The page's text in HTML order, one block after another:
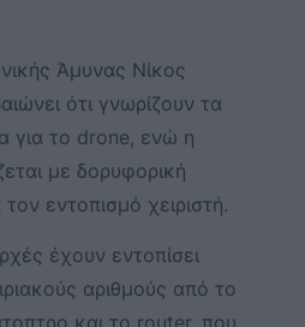
Άμυνας Νίκος
ότι γνωρίζουν τα
για το drone, ενώ η
με δορυφορική
εντοπισμό χειριστή.
έχουν εντοπίσει
αριθμούς από το